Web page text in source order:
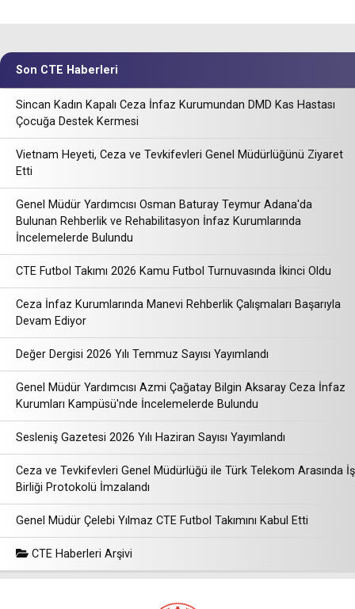
Son CTE Haberleri
Sincan Kadın Kapalı Ceza İnfaz Kurumundan DMD Kas Hastası
Çocuğa Destek Kermesi
Vietnam Heyeti, Ceza ve Tevkifevleri Genel Müdürlüğünü Ziyaret
Etti
Genel Müdür Yardımcısı Osman Baturay Teymur Adana'da
Bulunan Rehberlik ve Rehabilitasyon İnfaz Kurumlarında
İncelemelerde Bulundu
CTE Futbol Takımı 2026 Kamu Futbol Turnuvasında İkinci Oldu
Ceza İnfaz Kurumlarında Manevi Rehberlik Çalışmaları Başarıyla
Devam Ediyor
Değer Dergisi 2026 Yılı Temmuz Sayısı Yayımlandı
Genel Müdür Yardımcısı Azmi Çağatay Bilgin Aksaray Ceza İnfaz
Kurumları Kampüsü'nde İncelemelerde Bulundu
Sesleniş Gazetesi 2026 Yılı Haziran Sayısı Yayımlandı
Ceza ve Tevkifevleri Genel Müdürlüğü ile Türk Telekom Arasında İş
Birliği Protokolü İmzalandı
Genel Müdür Çelebi Yılmaz CTE Futbol Takımını Kabul Etti
CTE Haberleri Arşivi